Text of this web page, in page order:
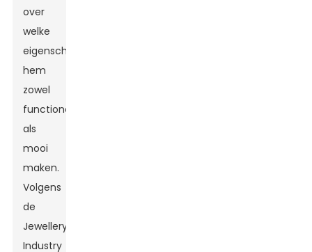
over
welke
eigenschappen
hem
zowel
functioneel
als
mooi
maken.
Volgens
de
Jewellery
Industry